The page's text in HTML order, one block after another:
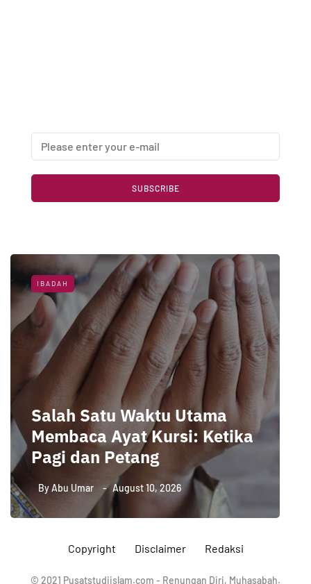
IBADAH
Salah Satu Waktu Utama
Membaca Ayat Kursi: Ketika
Pagi dan Petang
ByAbu Umar August 10, 2026
SUBSCRIBE
Copyright Disclaimer Redaksi
© 2021 Pusatstudiislam.com - Renungan Diri, Muhasabah.